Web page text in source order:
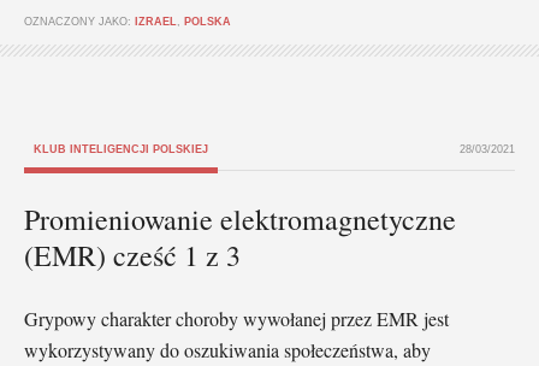
OZNACZONY JAKO: IZRAEL POLSKA
KLUB INTELIGENCJI POLSKIEJ 28/03/2021
Promieniowanie elektromagnetyczne
(EMR) cześć 1 z 3
Grypowy charakter choroby wywołanej przez EMR jest
wykorzystywany do oszukiwania społeczeństwa, aby